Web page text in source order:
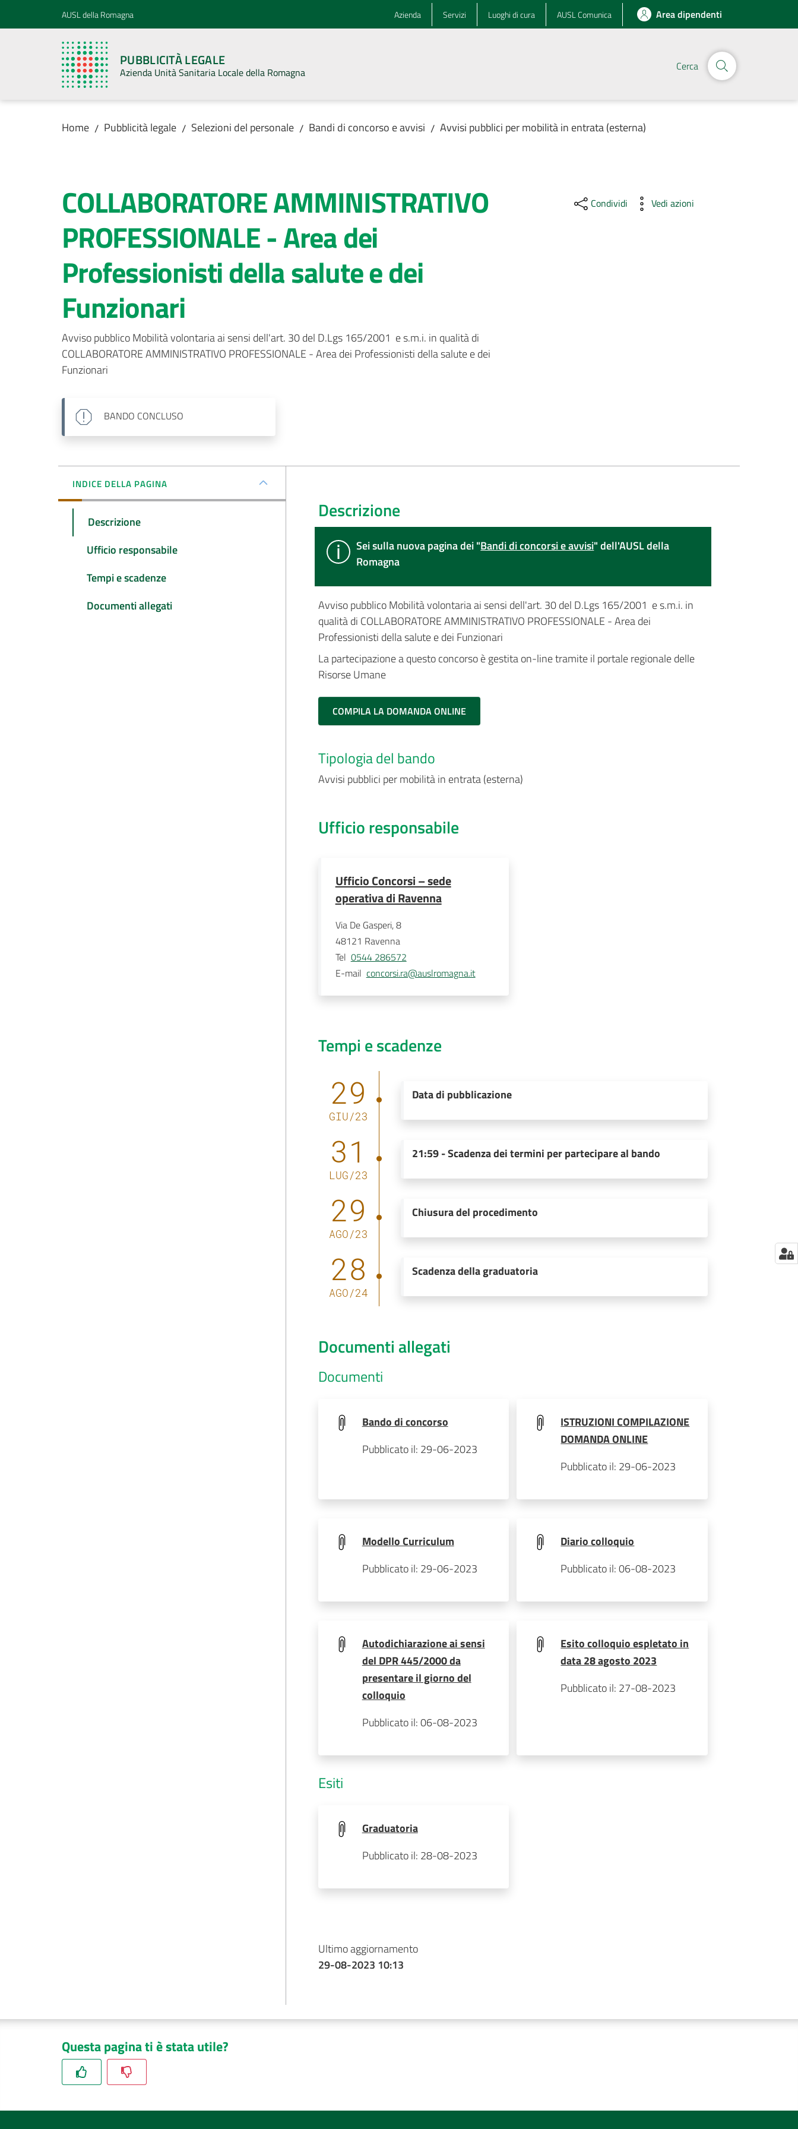
Vai al contenuto
Vai alla navigazioneAUSL della Romagna Azienda Servizi Luoghi di cura AUSL Comunica Area dipendenti
PUBBLICITÀ LEGALE
Azienda Unità Sanitaria Locale della Romagna Cerca
Home / Pubblicità legale / Selezioni del personale / Bandi di concorso e avvisi / Avvisi pubblici per mobilità in entrata (esterna)
COLLABORATORE AMMINISTRATIVO
PROFESSIONALE - Area dei
Professionisti della salute e dei
Funzionari
Avviso pubblico Mobilità volontaria ai sensi dell'art. 30 del D.Lgs 165/2001  e s.m.i. in qualità di
COLLABORATORE AMMINISTRATIVO PROFESSIONALE - Area dei Professionisti della salute e dei
Funzionari
BANDO CONCLUSO
Condividi Vedi azioni
INDICE DELLA PAGINA
Descrizione
Ufficio responsabile
Tempi e scadenze
Documenti allegati
Descrizione
Sei sulla nuova pagina dei "Bandi di concorsi e avvisi" dell'AUSL della
Romagna
Avviso pubblico Mobilità volontaria ai sensi dell'art. 30 del D.Lgs 165/2001 e s.m.i. in
qualità di COLLABORATORE AMMINISTRATIVO PROFESSIONALE - Area dei
Professionisti della salute e dei Funzionari
La partecipazione a questo concorso è gestita on-line tramite il portale regionale delle
Risorse Umane
COMPILA LA DOMANDA ONLINE
Tipologia del bando
Avvisi pubblici per mobilità in entrata (esterna)
Ufficio responsabile
Ufficio Concorsi – sede
operativa di Ravenna
Via De Gasperi, 8
48121 Ravenna
Tel 0544 286572
E-mail concorsi.ra@auslromagna.it
Tempi e scadenze
29
GIU/23
Data di pubblicazione
31
LUG/23
21:59-Scadenza dei termini per partecipare al bando
29
AGO/23
Chiusura del procedimento
28
AGO/24
Scadenza della graduatoria
Documenti allegati
Documenti
Bando di concorso
Pubblicato il: 29-06-2023
ISTRUZIONI COMPILAZIONE
DOMANDA ONLINE
Pubblicato il: 29-06-2023
Modello Curriculum
Pubblicato il: 29-06-2023
Diario colloquio
Pubblicato il: 06-08-2023
Autodichiarazione ai sensi
del DPR 445/2000 da
presentare il giorno del
colloquio
Pubblicato il: 06-08-2023
Esito colloquio espletato in
data 28 agosto 2023
Pubblicato il: 27-08-2023
Esiti
Graduatoria
Pubblicato il: 28-08-2023
Ultimo aggiornamento
29-08-2023 10:13
Questa pagina ti è stata utile?